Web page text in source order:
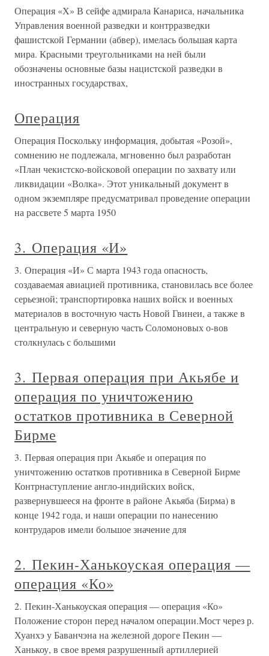
Операция «Х» В сейфе адмирала Канариса, начальника
Управления военной разведки и контрразведки
фашистской Германии (абвер), имелась большая карта
мира. Красными треугольниками на ней были
обозначены основные базы нацистской разведки в
иностранных государствах,
Операция
Операция Поскольку информация, добытая «Розой»,
сомнению не подлежала, мгновенно был разработан
«План чекистско-войсковой операции по захвату или
ликвидации «Волка». Этот уникальный документ в
одном экземпляре предусматривал проведение операции
на рассвете 5 марта 1950
3. Операция «И»
3. Операция «И» С марта 1943 года опасность,
создаваемая авиацией противника, становилась все более
серьезной; транспортировка наших войск и военных
материалов в восточную часть Новой Гвинеи, а также в
центральную и северную часть Соломоновых о-вов
столкнулась с большими
3. Первая операция при Акьябе и
операция по уничтожению
остатков противника в Северной
Бирме
3. Первая операция при Акьябе и операция по
уничтожению остатков противника в Северной Бирме
Контрнаступление англо-индийских войск,
развернувшееся на фронте в районе Акьяба (Бирма) в
конце 1942 года, и наши операции по нанесению
контрударов имели большое значение для
2. Пекин-Ханькоуская операция —
операция «Ко»
2. Пекин-Ханькоуская операция — операция «Ко»
Положение сторон перед началом операции.Мост через р.
Хуанхэ у Баванчэна на железной дороге Пекин —
Ханькоу, в свое время разрушенный артиллерией